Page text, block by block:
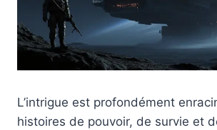
L’intrigue est profondément
histoires de pouvoir, de survie et